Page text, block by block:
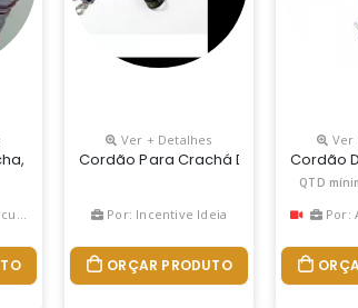
Digital. Tamanho De Sua Preferência
Varias Cores E Varios Tamanhos...
Ver + Detalhes
Cordão Para Crachá De 20 Mm,
Por: Incentive Ideia
ORÇAR PRODUTO
Ver
Cordão
QTD
Por: